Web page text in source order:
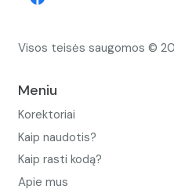
Visos teisės saugomos ©
Meniu
Korektoriai
Kaip naudotis?
Kaip rasti kodą?
Apie mus